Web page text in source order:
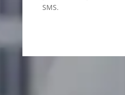
SMS.